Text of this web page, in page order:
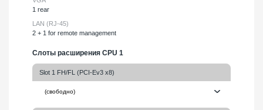
1 rear
LAN (RJ-45)
2 + 1 for remote management
Слоты расширения CPU 1
Slot 1 FH/FL (PCI-Ev3 x8)